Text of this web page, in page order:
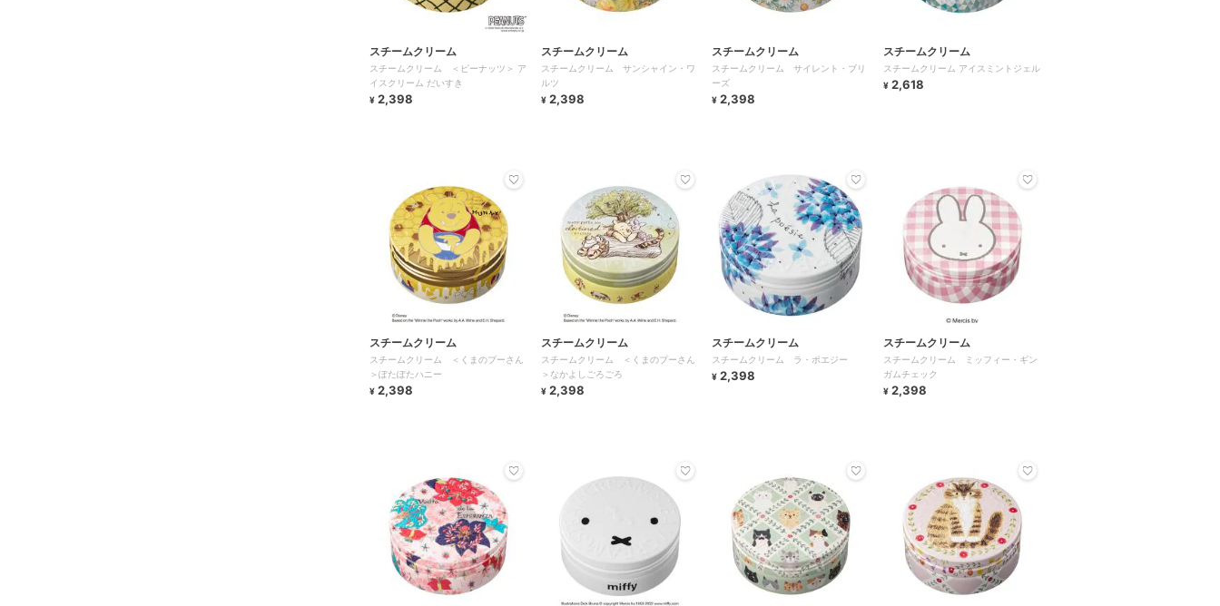
スチームクリーム
スチームクリーム ＜ピーナッツ＞ ア
イスクリーム だいすき
¥ 2,398
スチームクリーム
スチームクリーム サンシャイン・ワ
ルツ
¥ 2,398
スチームクリーム
スチームクリーム サイレント・ブリ
ーズ
¥ 2,398
スチームクリーム
スチームクリーム アイスミントジェル
¥ 2,618
スチームクリーム
スチームクリーム ＜くまのプーさん
＞ぽたぽたハニー
¥ 2,398
スチームクリーム
スチームクリーム ＜くまのプーさん
＞なかよしごろごろ
¥ 2,398
スチームクリーム
スチームクリーム ラ・ポエジー
¥ 2,398
スチームクリーム
スチームクリーム ミッフィー・ギン
ガムチェック
¥ 2,398